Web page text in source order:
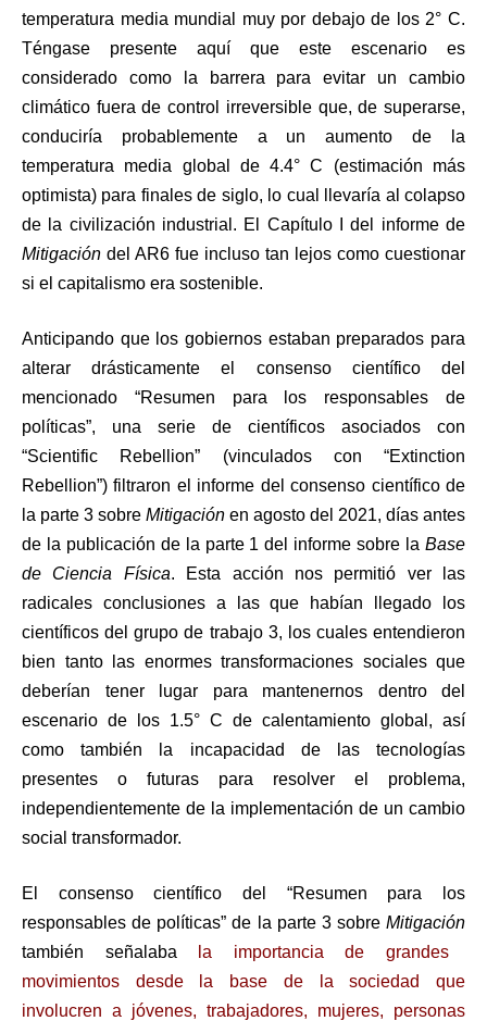
temperatura media mundial muy por debajo de los 2° C.
Téngase presente aquí que este escenario es
considerado como la barrera para evitar un cambio
climático fuera de control irreversible que, de superarse,
conduciría probablemente a un aumento de la
temperatura media global de 4.4° C (estimación más
optimista) para finales de siglo, lo cual llevaría al colapso
de la civilización industrial. El Capítulo I del informe de
Mitigación del AR6 fue incluso tan lejos como cuestionar
si el capitalismo era sostenible.
Anticipando que los gobiernos estaban preparados para
alterar drásticamente el consenso científico del
mencionado “Resumen para los responsables de
políticas”, una serie de científicos asociados con
“Scientific Rebellion” (vinculados con “Extinction
Rebellion”) filtraron el informe del consenso científico de
la parte 3 sobre Mitigación en agosto del 2021, días antes
de la publicación de la parte 1 del informe sobre la Base
de Ciencia Física. Esta acción nos permitió ver las
radicales conclusiones a las que habían llegado los
científicos del grupo de trabajo 3, los cuales entendieron
bien tanto las enormes transformaciones sociales que
deberían tener lugar para mantenernos dentro del
escenario de los 1.5° C de calentamiento global, así
como también la incapacidad de las tecnologías
presentes o futuras para resolver el problema,
independientemente de la implementación de un cambio
social transformador.
El consenso científico del “Resumen para los
responsables de políticas” de la parte 3 sobre Mitigación
también señalaba
la importancia de grandes
movimientos desde la base de la sociedad que
involucren a jóvenes, trabajadores, mujeres, personas